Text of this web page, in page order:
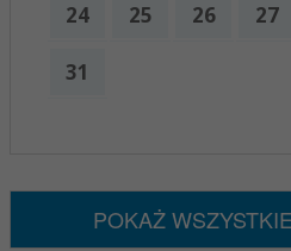
24 25 26 27
31
POKAŻ